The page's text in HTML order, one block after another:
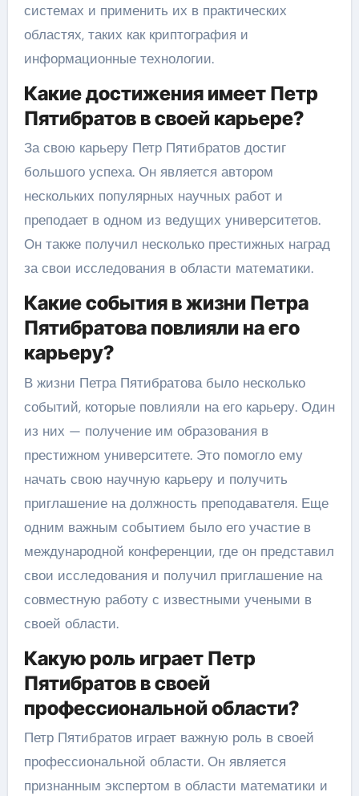
системах и применить их в практических
областях, таких как криптография и
информационные технологии.
Какие достижения имеет Петр
Пятибратов в своей карьере?
За свою карьеру Петр Пятибратов достиг
большого успеха. Он является автором
нескольких популярных научных работ и
преподает в одном из ведущих университетов.
Он также получил несколько престижных наград
за свои исследования в области математики.
Какие события в жизни Петра
Пятибратова повлияли на его
карьеру?
В жизни Петра Пятибратова было несколько
событий, которые повлияли на его карьеру. Один
из них — получение им образования в
престижном университете. Это помогло ему
начать свою научную карьеру и получить
приглашение на должность преподавателя. Еще
одним важным событием было его участие в
международной конференции, где он представил
свои исследования и получил приглашение на
совместную работу с известными учеными в
своей области.
Какую роль играет Петр
Пятибратов в своей
профессиональной области?
Петр Пятибратов играет важную роль в своей
профессиональной области. Он является
признанным экспертом в области математики и